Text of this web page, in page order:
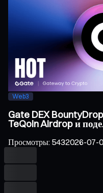
Web3
Gate DEX
TeQoin Airdrop и
Просмотры: 5432026-07-